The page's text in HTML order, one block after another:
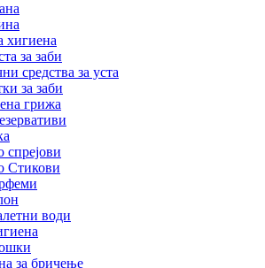
хигиена
за заби
средства за уста
за заби
грижа
спрејови
Стикови
води
за бричење